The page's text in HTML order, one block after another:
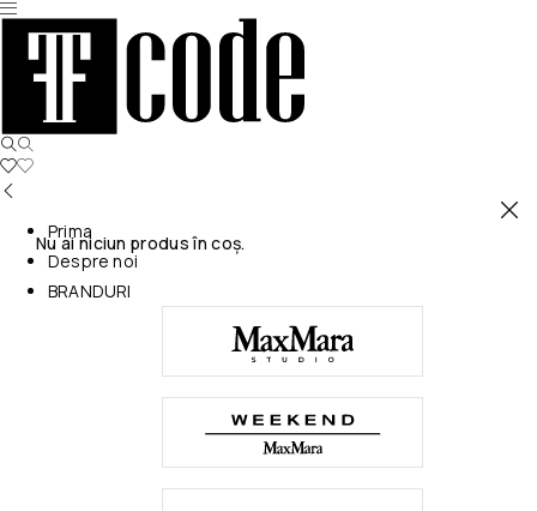
Nu ai niciun produs în coș.
Prima
Despre noi
BRANDURI